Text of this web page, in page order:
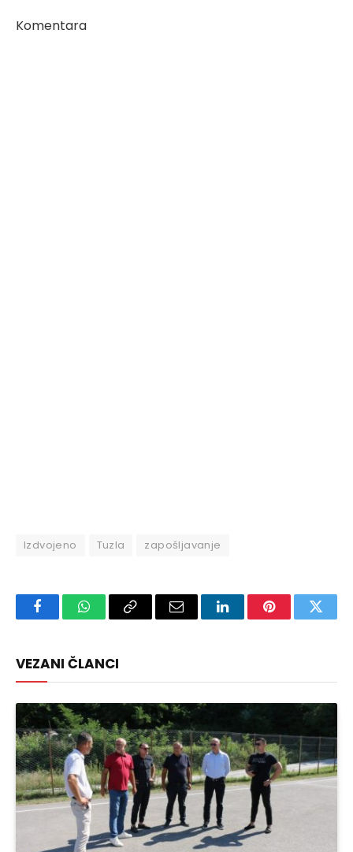
Komentara
Izdvojeno Tuzla zapošljavanje
FacebookWhatsAppCopy
Email LinkedInPinterest
VEZANI ČLANCI